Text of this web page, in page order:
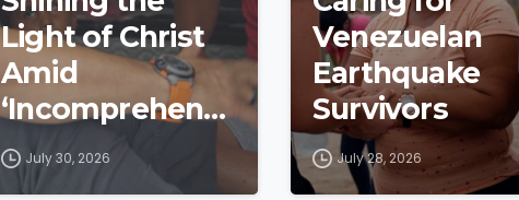
Light of Christ
Amid
‘Incomprehensi
ble’ Ruin in
Venezuela
July 30, 2026
Venezuelan
Earthquake
Survivors
July 28, 2026